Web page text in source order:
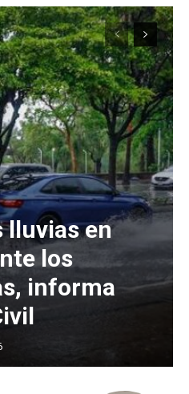
lluvias en
los
informa